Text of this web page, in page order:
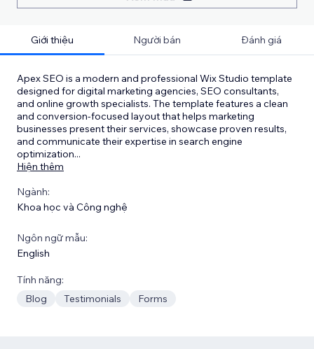
Giới thiệu Người bán Đánh giá
Apex SEO is a modern and professional Wix Studio template
designed for digital marketing agencies, SEO consultants,
and online growth specialists. The template features a clean
and conversion-focused layout that helps marketing
businesses present their services, showcase proven results,
and communicate their expertise in search engine
optimization...
Hiện thêm
Ngành:
Khoa học và Công nghệ
Ngôn ngữ mẫu:
English
Tính năng:
Blog
Testimonials Forms